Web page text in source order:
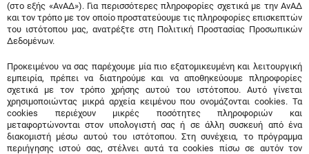
(στο εξής «ΑνΑΔ»). Για περισσότερες πληροφορίες σχετικά με την ΑνΑΔ
και τον τρόπο με τον οποίο προστατεύουμε τις πληροφορίες επισκεπτών
του ιστότοπου μας, ανατρέξτε στη Πολιτική Προστασίας Προσωπικών
Δεδομένων.
Προκειμένου να σας παρέχουμε μία πιο εξατομικευμένη και λειτουργική
εμπειρία, πρέπει να διατηρούμε και να αποθηκεύουμε πληροφορίες
σχετικά με τον τρόπο χρήσης αυτού του ιστότοπου. Αυτό γίνεται
χρησιμοποιώντας μικρά αρχεία κειμένου που ονομάζονται cookies. Τα
cookies περιέχουν μικρές ποσότητες πληροφοριών και
μεταφορτώνονται στον υπολογιστή σας ή σε άλλη συσκευή από ένα
διακομιστή μέσω αυτού του ιστότοπου. Στη συνέχεια, το πρόγραμμα
περιήγησης ιστού σας, στέλνει αυτά τα cookies πίσω σε αυτόν τον